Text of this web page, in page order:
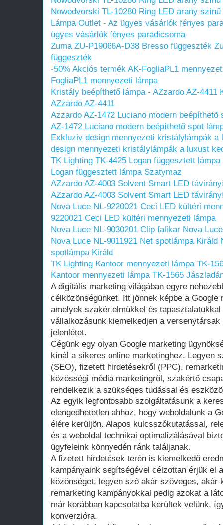
Nowodvorski TL-10280 Ring LED arany
Lámpa Outlet - Az ügyes vásárlók fényes
ügyes vásárlók fényes paradicsoma
Zuma ZU-P19066A-D38 Bresso függeszték
függeszték
-50% Akciós termék AK-FogliaPL1
FogliaPL1 mennyezeti lámpa
Kristály beépíthető lámpa - AZzardo AZ-4411
AZzardo AZ-4411
Azzardo AZ-1472 Luciano modern beépíthetõ
AZ-1472 Luciano modern beépíthetõ spot
Exkluziv design mennyezeti kristálylámpák a
design mennyezeti kristálylámpák a luxust
TK Lighting TK-4425 Logan függesztett
Logan függesztett lámpa Szatymaz
AZzardo AZ-4003 Solvent Smart LED
AZzardo AZ-4003 Solvent Smart LED
Nova Luce NL-9220021 Ceci LED kültéri
9220021 Ceci LED kültéri mennyezeti lámpa
Nova Luce NL-9030201 Clip falikar Nova
Nova Luce NL-9011921 Net spotlámpa Királd
spotlámpa Királd
TK Lighting Kantoor mennyezeti lámpa TK-
Kantoor mennyezeti lámpa TK-1565
A digitális marketing világában egyre
célközönségünket. Itt jönnek képbe a Google
amelyek szakértelmükkel és
vállalkozásunk kiemelkedjen a
jelenlétet.
Cégünk egy olyan Google marketing
kínál a sikeres online marketinghez. Legyen
(SEO), fizetett hirdetésekről (PPC),
közösségi média marketingről, szakértő
rendelkezik a szükséges tudással és
Az egyik legfontosabb szolgáltatásunk a
elengedhetetlen ahhoz, hogy weboldalunk a
élére kerüljön. Alapos kulcsszókutatással,
és a weboldal technikai optimalizálásával
ügyfeleink könnyedén ránk találjanak.
A fizetett hirdetések terén is kiemelkedő
kampányaink segítségével célzottan érjük el
közönséget, legyen szó akár szöveges, akár
remarketing kampányokkal pedig azokat a
már korábban kapcsolatba kerültek velünk,
konverzióra.